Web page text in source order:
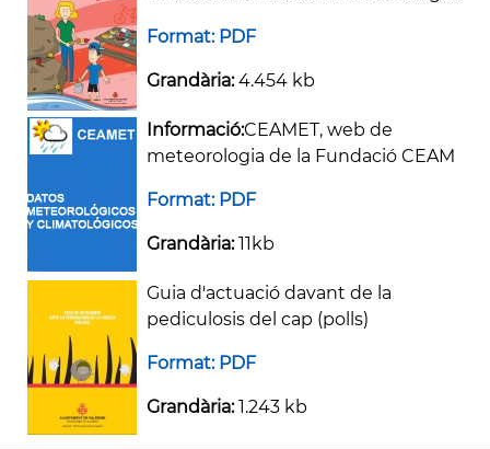
Format: PDF
Grandària:4.454 kb
Informació:CEAMET, web de
meteorologia de la Fundació CEAM
Format: PDF
Grandària:11kb
Guia d'actuació davant de la
pediculosis del cap (polls)
Format: PDF
Grandària:1.243 kb